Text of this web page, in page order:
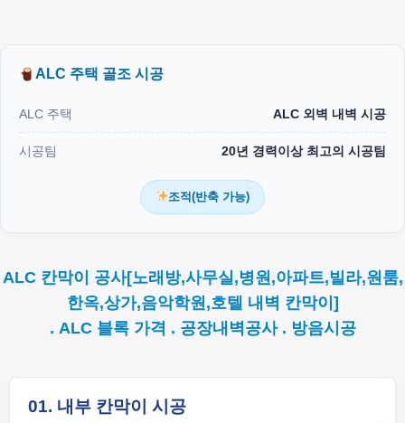
ALC 주택 골조 시공
ALC 주택 ALC 외벽 내벽 시공
시공팀 20년 경력이상 최고의 시공팀
조적(반축 가능)
ALC 칸막이 공사[노래방,사무실,병원,아파트,빌라,원룸,
한옥,상가,음악학원,호텔 내벽 칸막이]
. ALC 블록 가격 . 공장내벽공사 . 방음시공
01. 내부 칸막이 시공